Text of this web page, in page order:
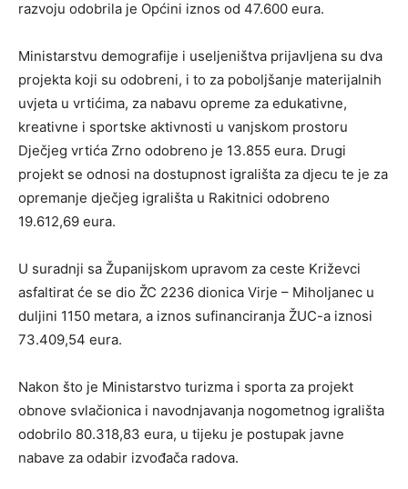
razvoju odobrila je Općini iznos od 47.600 eura.
Ministarstvu demografije i useljeništva prijavljena su dva
projekta koji su odobreni, i to za poboljšanje materijalnih
uvjeta u vrtićima, za nabavu opreme za edukativne,
kreativne i sportske aktivnosti u vanjskom prostoru
Dječjeg vrtića Zrno odobreno je 13.855 eura. Drugi
projekt se odnosi na dostupnost igrališta za djecu te je za
opremanje dječjeg igrališta u Rakitnici odobreno
19.612,69 eura.
U suradnji sa Županijskom upravom za ceste Križevci
asfaltirat će se dio ŽC 2236 dionica Virje – Miholjanec u
duljini 1150 metara, a iznos sufinanciranja ŽUC-a iznosi
73.409,54 eura.
Nakon što je Ministarstvo turizma i sporta za projekt
obnove svlačionica i navodnjavanja nogometnog igrališta
odobrilo 80.318,83 eura, u tijeku je postupak javne
nabave za odabir izvođača radova.